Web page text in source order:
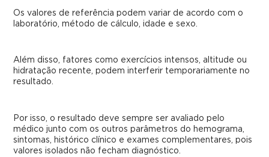
Os valores de referência podem variar de acordo com o
laboratório, método de cálculo, idade e sexo.
Além disso, fatores como exercícios intensos, altitude ou
hidratação recente, podem interferir temporariamente no
resultado.
Por isso, o resultado deve sempre ser avaliado pelo
médico junto com os outros parâmetros do hemograma,
sintomas, histórico clínico e exames complementares, pois
valores isolados não fecham diagnóstico.